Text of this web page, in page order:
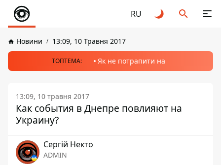
RU
Новини 13:09, 10 Травня 2017
ТОПТЕМА: Як не потрапити на
13:09, 10 травня 2017
Как события в Днепре повлияют на
Украину?
Сергій Некто
ADMIN